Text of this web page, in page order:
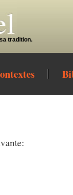
tradition.